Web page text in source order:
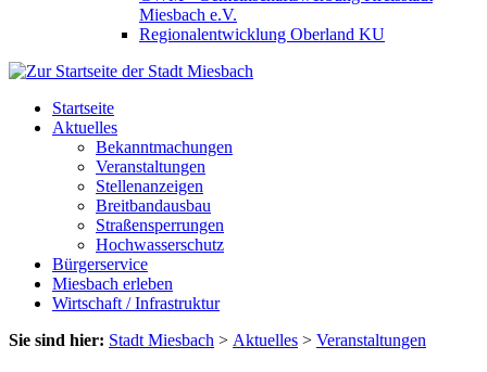
Miesbach e.V.
Regionalentwicklung Oberland KU
Startseite
Aktuelles
Bekanntmachungen
Veranstaltungen
Stellenanzeigen
Breitbandausbau
Straßensperrungen
Hochwasserschutz
Bürgerservice
Miesbach erleben
Wirtschaft / Infrastruktur
Sie sind hier: Stadt Miesbach > Aktuelles > Veranstaltungen